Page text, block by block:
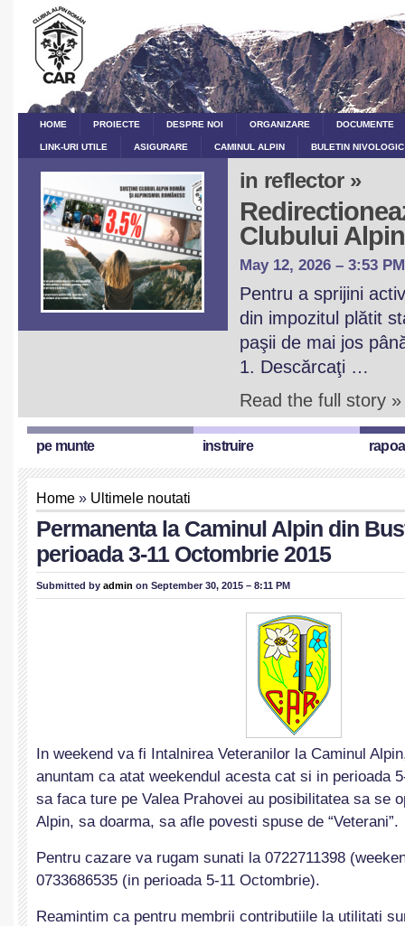
HOME PROIECTE DESPRE NOI ORGANIZARE DOCUMENTE
LINK-URI UTILE ASIGURARE CAMINUL ALPIN BULETIN
in reflector »
Clubului
May 12, 2026 – 3:53 PM
Pentru a sprijini
din impozitul plătit
paşii de mai jos
1. Descărcaţi …
Read the full story »
pe munte instruire
Home » Ultimele noutati
Permanenta la Caminul Alpin din
perioada 3-11 Octombrie 2015
Submitted by admin on September 30, 2015 – 8:11 PM
In weekend va fi Intalnirea Veteranilor la Caminul
anuntam ca atat weekendul acesta cat si in perioada
sa faca ture pe Valea Prahovei au posibilitatea sa se
Alpin, sa doarma, sa afle povesti spuse de “Veterani”.
Pentru cazare va rugam sunati la 0722711398
0733686535 (in perioada 5-11 Octombrie).
Reamintim ca pentru membrii contributiile la utilitati